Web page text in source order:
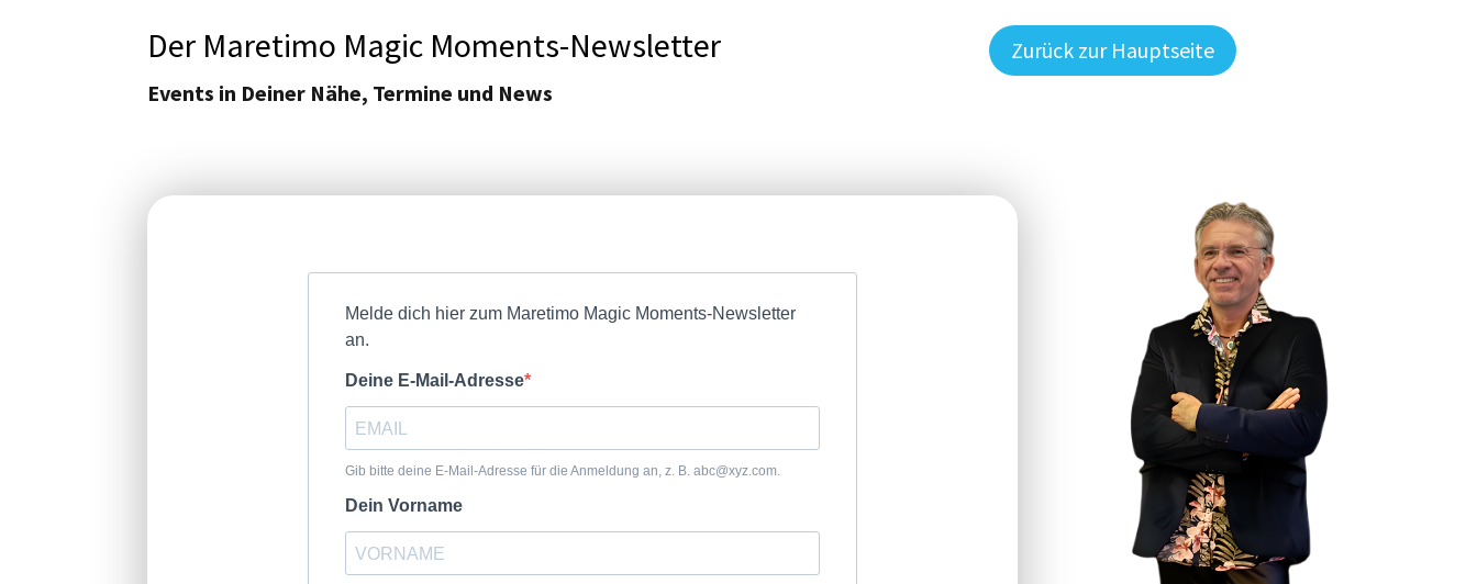
Der Maretimo Magic Moments-Newsletter
Events in Deiner Nähe, Termine und News
Zurück zur Hauptseite